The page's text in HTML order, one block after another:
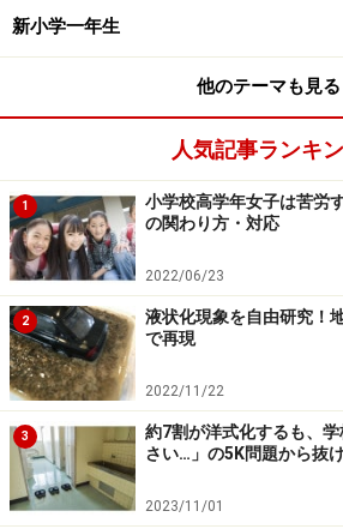
どもたちは大盛り上がり。生き生き
「この何十年、当たり前のように行
れて競い合う”運動会について考え
なりました」と國分前校長。
翌年2022年度の運動会では、この3
全校に広がって、徒競走や選抜リレ
しないことに。「ソーラン節」な
「学年玉入れ」や「障害物リレー」
ごとに目標数や目標タイムを設定し
るかを挑戦する形式で開催されま
動会当日は、全てのクラスが目標を
たといいます。
新小学一年生
他のテーマも見る
人気記事ランキ
1
小学校高学年女子は苦労
の関わり方・対応
2022/06/23
2
液状化現象を自由研究！
で再現
2022/11/22
3
約7割が洋式化するも、
さい…」の5K問題から抜
2023/11/01